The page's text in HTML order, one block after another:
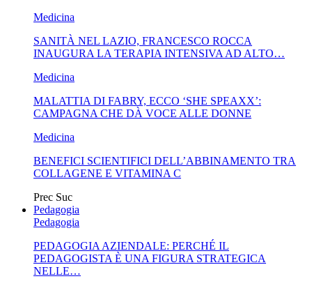
Medicina
SANITÀ NEL LAZIO, FRANCESCO ROCCA
INAUGURA LA TERAPIA INTENSIVA AD ALTO…
Medicina
MALATTIA DI FABRY, ECCO ‘SHE SPEAXX’:
CAMPAGNA CHE DÀ VOCE ALLE DONNE
Medicina
BENEFICI SCIENTIFICI DELL’ABBINAMENTO TRA
COLLAGENE E VITAMINA C
Prec Suc
Pedagogia
Pedagogia
PEDAGOGIA AZIENDALE: PERCHÉ IL
PEDAGOGISTA È UNA FIGURA STRATEGICA
NELLE…